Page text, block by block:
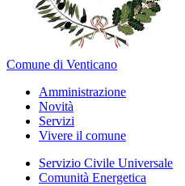
Comune di Venticano
Amministrazione
Novità
Servizi
Vivere il comune
Servizio Civile Universale
Comunità Energetica